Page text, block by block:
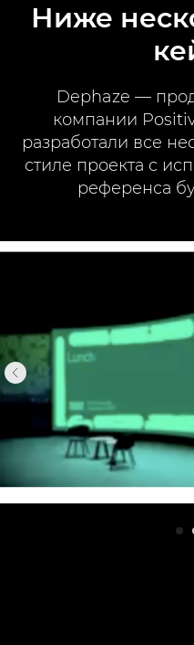
Ниже
Dephaze —
компании
разработали все
стиле проекта с
референса